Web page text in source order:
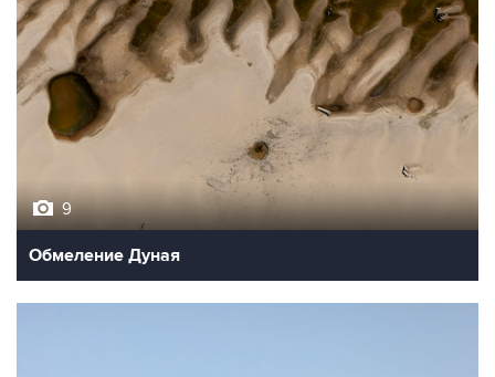
9
Обмеление Дуная